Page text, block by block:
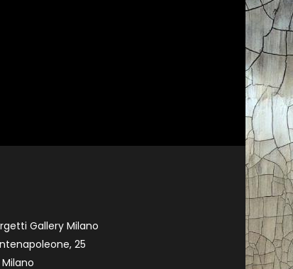
Gallery Milano
25
Milano